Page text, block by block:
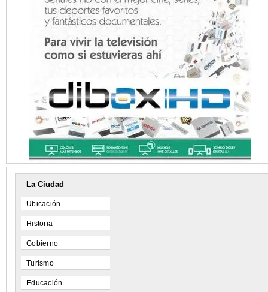
La Ciudad
Ubicación
Historia
Gobierno
Turismo
Educación